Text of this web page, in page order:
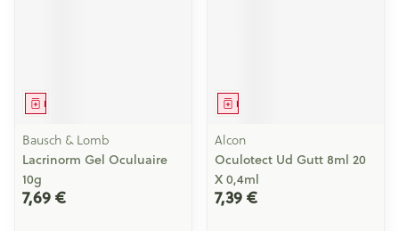
Médicament
Bausch & Lomb
Lacrinorm Gel Oculuaire
10g
7,69 €
Médicament
Alcon
Oculotect Ud Gutt 8ml 20
X 0,4ml
7,39 €